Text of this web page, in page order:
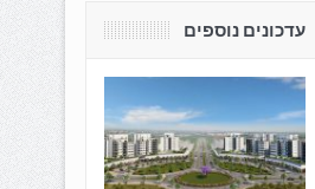
עדכונים נוספים